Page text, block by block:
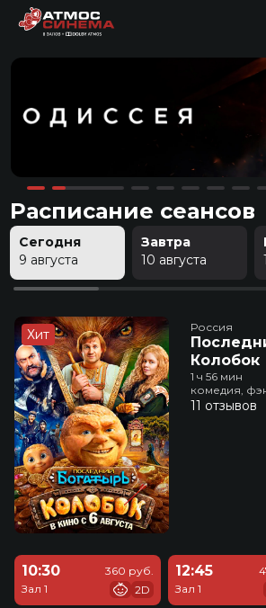
Расписание сеансов
Сегодня
9 августа
Завтра
10 августа
Хит Россия
Колобок
1 ч 56 мин
комедия,
11 отзывов
10:30
Зал 1
360 руб.
2D
12:45
Зал 1